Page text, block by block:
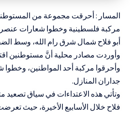
المسار : أحرقت مجموعة من
مركبة فلسطينية وخطوا شعارات
أبو فلاح شمال شرق رام الله، وسط
وأوردت مصادر محلية أنَّ مستوطنين
وأحرقوا مركبة أحد المواطنين،
جداران المنازل.
وتأتي هذه الاعتداءات في سياق تصعيد
فلاح خلال الأسابيع الأخيرة، حيث